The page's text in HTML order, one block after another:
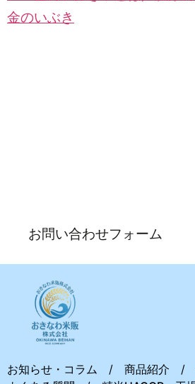
金のいぶき
お問い合わせフォーム
お知らせ・コラム 商品紹介